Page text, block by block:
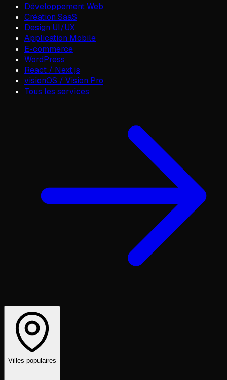
Développement Web
Création SaaS
Design UI/UX
Application Mobile
E-commerce
WordPress
React / Next.js
visionOS / Vision Pro
Tous les services
Villes populaires